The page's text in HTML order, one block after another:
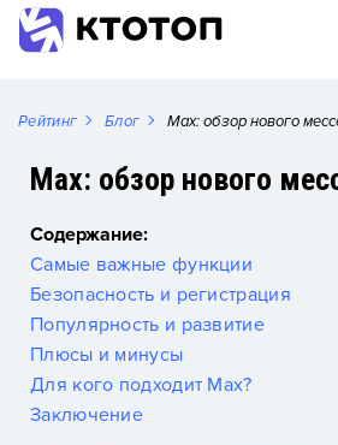
Рейтинг Блог Max: обзор нового
Max: обзор нового
Содержание:
Самые важные функции
Безопасность и регистрация
Популярность и развитие
Плюсы и минусы
Для кого подходит Max?
Заключение